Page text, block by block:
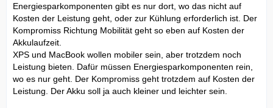
Energiesparkomponenten gibt es nur dort, wo das nicht auf
Kosten der Leistung geht, oder zur Kühlung erforderlich ist. Der
Kompromiss Richtung Mobilität geht so eben auf Kosten der
Akkulaufzeit.
XPS und MacBook wollen mobiler sein, aber trotzdem noch
Leistung bieten. Dafür müssen Energiesparkomponenten rein,
wo es nur geht. Der Kompromiss geht trotzdem auf Kosten der
Leistung. Der Akku soll ja auch kleiner und leichter sein.